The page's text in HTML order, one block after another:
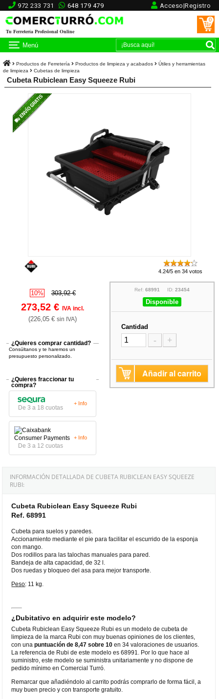
972 233 731 648 179 479 Acceso|Registro
Tu Ferretería Profesional Online
0
Menú
Productos de Ferretería Productos de limpieza y acabados
Útiles y herramientas
de limpieza
Cubetas de limpieza
Cubeta Rubiclean Easy Squeeze Rubi
4.24/5 en 34 votos
10% 303,92 €
273,52 €IVA incl.
(226,05 €sin IVA)
¿Quieres comprar cantidad?
Consúltanos y te haremos un
presupuesto personalizado.
¿Quieres fraccionar tu
compra?
De 3 a 18 cuotas
+ Info
De 3 a 12 cuotas
+ Info
Ref: 68991 ID: 23454
Disponible
Cantidad
- +
Añadir al carrito
INFORMACIÓN DETALLADA DE CUBETA RUBICLEAN EASY SQUEEZE
RUBI:
Cubeta Rubiclean Easy Squeeze Rubi
Ref. 68991
Cubeta para suelos y paredes.
Accionamiento mediante el pie para facilitar el escurrido de la esponja
con mango.
Dos rodillos para las talochas manuales para pared.
Bandeja de alta capacidad, de 32 l.
Dos ruedas y bloqueo del asa para mejor transporte.
Peso: 11 kg.
¿Dubitativo en adquirir este modelo?
Cubeta Rubiclean Easy Squeeze Rubi es un modelo de cubeta de
limpieza de la marca Rubi con muy buenas opiniones de los clientes,
con unapuntuación de 8,47 sobre 10 en 34 valoraciones de usuarios.
La referencia de Rubi de este modelo es 68991. Por lo que hace al
suministro, este modelo se suministra unitariamente y no dispone de
pedido mínimo en Comercial Turró.
Remarcar que añadiéndolo al carrito podrás comprarlo de forma fácil, a
muy buen precio y con transporte gratuito.